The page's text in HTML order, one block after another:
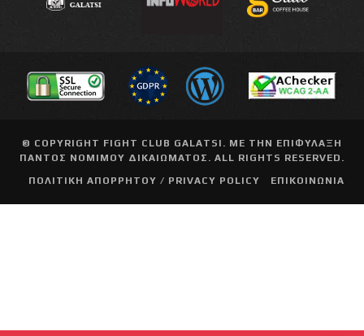
© COPYRIGHT FIGHT CLUB GALATSI . ΜΕ ΤΗΝ ΕΠΙΦΥΛΑΞΗ
ΠΑΝΤΟΣ ΝΟΜΙΜΟΥ ΔΙΚΑΙΩΜΑΤΟΣ. ALL RIGHTS RESERVED.
ΠΟΛΙΤΙΚΗ ΑΠΟΡΡΗΤΟΥ / PRIVACY POLICY
ΕΠΙΚΟΙΝΩΝΙΑ